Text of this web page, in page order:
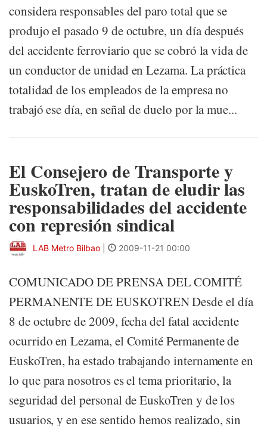
considera responsables del paro total que se
produjo el pasado 9 de octubre, un día después
del accidente ferroviario que se cobró la vida de
un conductor de unidad en Lezama. La práctica
totalidad de los empleados de la empresa no
trabajó ese día, en señal de duelo por la mue...
El Consejero de Transporte y
EuskoTren, tratan de eludir las
responsabilidades del accidente
con represión sindical
LAB Metro Bilbao 2009-11-21 00:00
COMUNICADO DE PRENSA DEL COMITÉ
PERMANENTE DE EUSKOTREN Desde el día
8 de octubre de 2009, fecha del fatal accidente
ocurrido en Lezama, el Comité Permanente de
EuskoTren, ha estado trabajando internamente en
lo que para nosotros es el tema prioritario, la
seguridad del personal de EuskoTren y de los
usuarios, y en ese sentido hemos realizado, sin